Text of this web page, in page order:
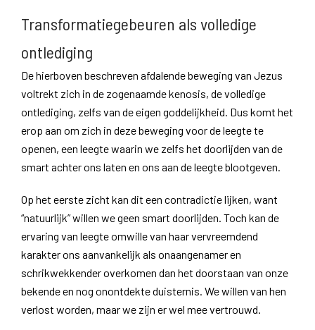
Transformatiegebeuren als volledige
ontlediging
De hierboven beschreven afdalende beweging van Jezus
voltrekt zich in de zogenaamde kenosis, de volledige
ontlediging, zelfs van de eigen goddelijkheid. Dus komt het
erop aan om zich in deze beweging voor de leegte te
openen, een leegte waarin we zelfs het doorlijden van de
smart achter ons laten en ons aan de leegte blootgeven.
Op het eerste zicht kan dit een contradictie lijken, want
“natuurlijk” willen we geen smart doorlijden. Toch kan de
ervaring van leegte omwille van haar vervreemdend
karakter ons aanvankelijk als onaangenamer en
schrikwekkender overkomen dan het doorstaan van onze
bekende en nog onontdekte duisternis. We willen van hen
verlost worden, maar we zijn er wel mee vertrouwd.